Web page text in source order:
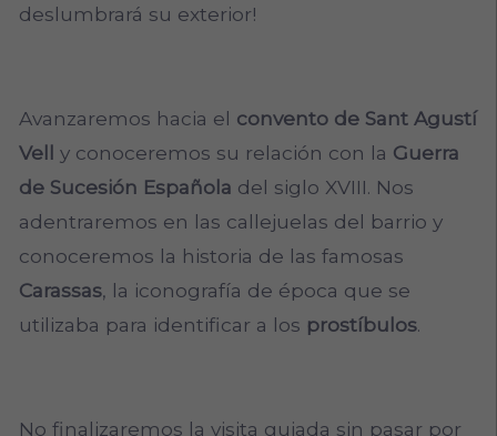
deslumbrará su exterior!
Avanzaremos hacia el convento de Sant Agustí
Vell y conoceremos su relación con la Guerra
de Sucesión Española del siglo XVIII. Nos
adentraremos en las callejuelas del barrio y
conoceremos la historia de las famosas
Carassas, la iconografía de época que se
utilizaba para identificar a los prostíbulos.
No finalizaremos la visita guiada sin pasar por